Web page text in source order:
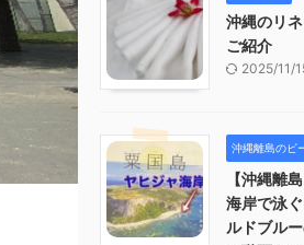
沖縄のリ
ご紹介
2025/11/
沖縄離島のビ
【沖縄離
海岸で泳
ルドブル